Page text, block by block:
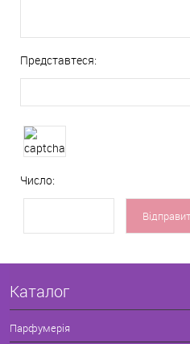
Представтеся:
Число:
Каталог
Парфумерія